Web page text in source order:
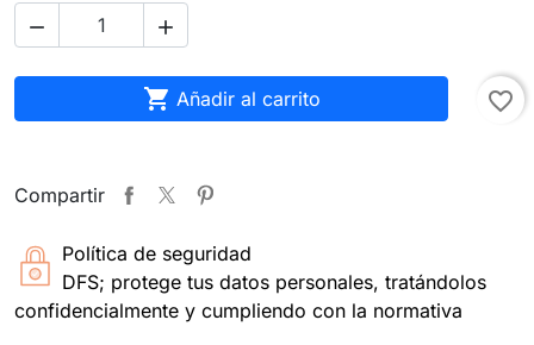
 
 Añadir al carrito favorite_border
Compartir
Política de seguridad
DFS; protege tus datos personales, tratándolos
confidencialmente y cumpliendo con la normativa